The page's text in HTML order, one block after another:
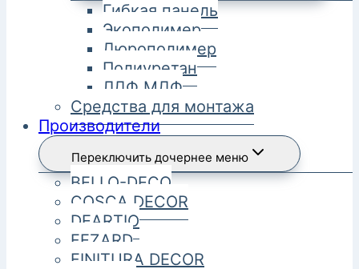
Гибкая панель
Экополимер
Дюрополимер
Полиуретан
ЛДФ МДФ
Средства для монтажа
Производители
Переключить дочернее меню
BELLO-DECO
COSCA DECOR
DEARTIO
FEZARD
FINITURA DECOR